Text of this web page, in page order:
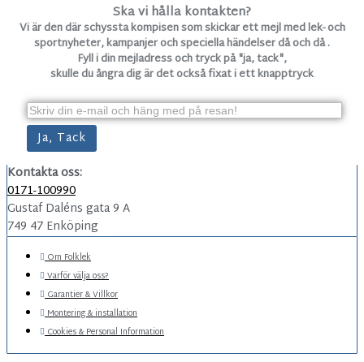
Ska vi hålla kontakten?
Vi är den där schyssta kompisen som skickar ett mejl med lek- och
sportnyheter, kampanjer och speciella händelser då och då .
Fyll i din mejladress och tryck på "ja, tack",
skulle du ångra dig är det också fixat i ett knapptryck
Kontakta oss:
0171-100990
Gustaf Daléns gata 9 A
749 47 Enköping
Om Folklek
Varför välja oss?
Garantier & Villkor
Montering & installation
Cookies & Personal Information